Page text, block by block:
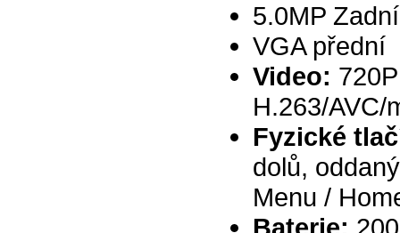
5.0MP Zadní
VGA přední
Video:
H.263/AVC/
Fyzické
dolů,
Menu /